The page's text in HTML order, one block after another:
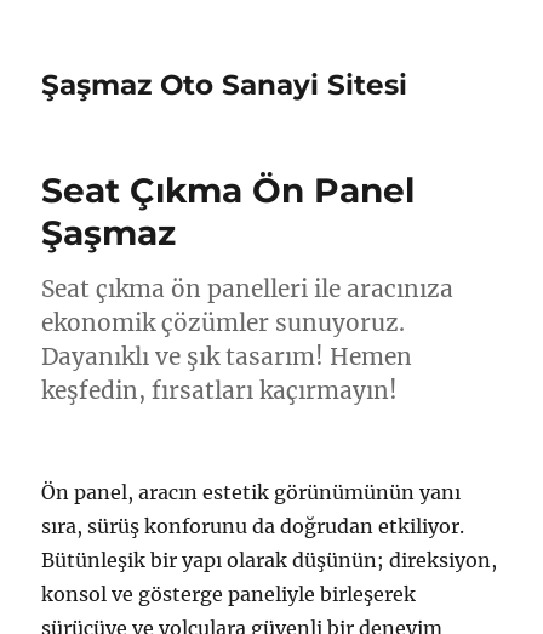
Şaşmaz Oto Sanayi Sitesi
Seat Çıkma Ön Panel
Şaşmaz
Seat çıkma ön panelleri ile aracınıza
ekonomik çözümler sunuyoruz.
Dayanıklı ve şık tasarım! Hemen
keşfedin, fırsatları kaçırmayın!
Ön panel, aracın estetik görünümünün yanı
sıra, sürüş konforunu da doğrudan etkiliyor.
Bütünleşik bir yapı olarak düşünün; direksiyon,
konsol ve gösterge paneliyle birleşerek
sürücüye ve yolculara güvenli bir deneyim